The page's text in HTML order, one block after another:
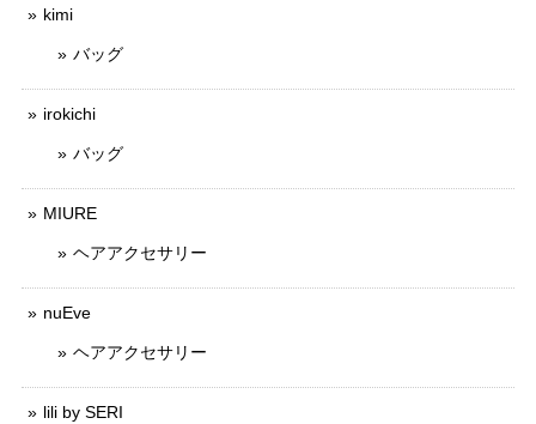
kimi
バッグ
irokichi
バッグ
MIURE
ヘアアクセサリー
nuEve
ヘアアクセサリー
lili by SERI